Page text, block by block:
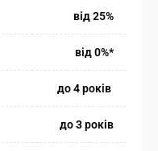
від 25%
від 0%*
до 4 років
до 3 років